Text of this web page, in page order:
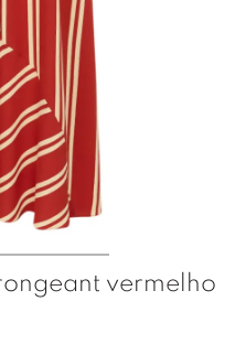
vermelho